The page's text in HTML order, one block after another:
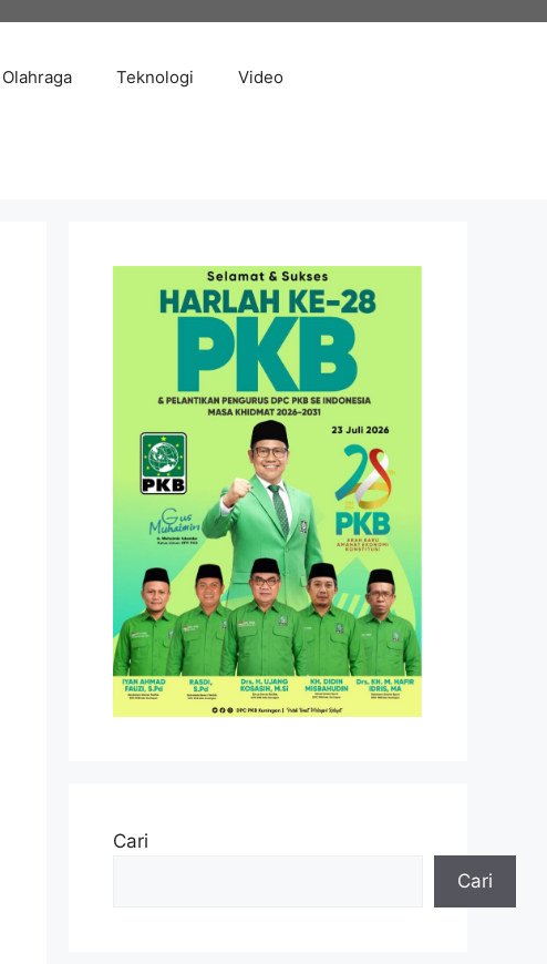
Olahraga Teknologi Video
Cari
Cari